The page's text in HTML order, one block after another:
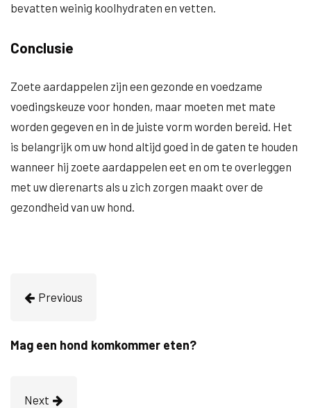
bevatten weinig koolhydraten en vetten.
Conclusie
Zoete aardappelen zijn een gezonde en voedzame
voedingskeuze voor honden, maar moeten met mate
worden gegeven en in de juiste vorm worden bereid. Het
is belangrijk om uw hond altijd goed in de gaten te houden
wanneer hij zoete aardappelen eet en om te overleggen
met uw dierenarts als u zich zorgen maakt over de
gezondheid van uw hond.
Previous
Mag een hond komkommer eten?
Next